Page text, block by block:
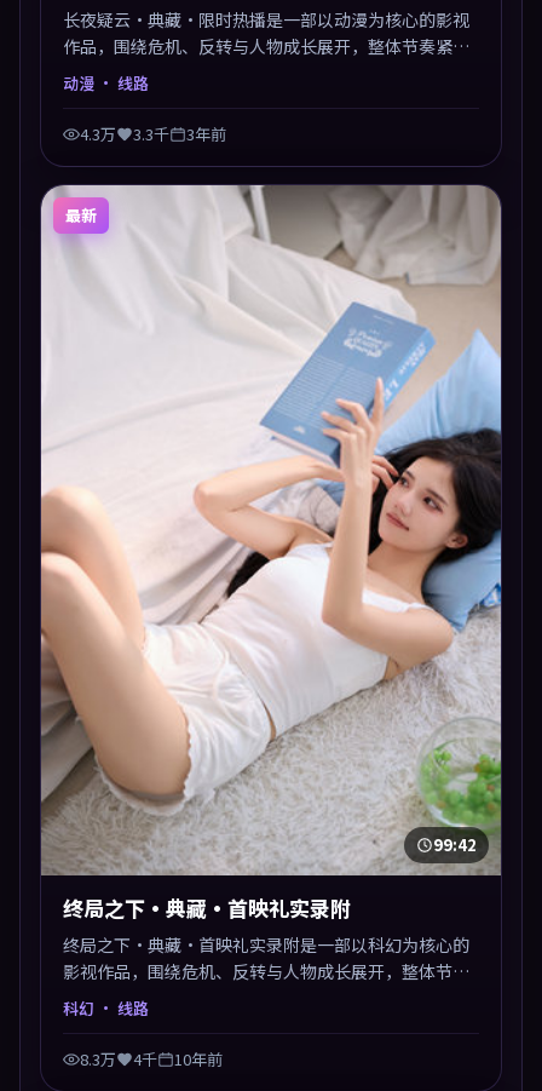
长夜疑云·典藏·限时热播是一部以动漫为核心的影视
作品，围绕危机、反转与人物成长展开，整体节奏紧
凑，值得推荐观看。
动漫 · 线路
4.3万 3.3千 3年前
最新
99:42
终局之下·典藏·首映礼实录附
终局之下·典藏·首映礼实录附是一部以科幻为核心的
影视作品，围绕危机、反转与人物成长展开，整体节奏
紧凑，值得推荐观看。
科幻 · 线路
8.3万 4千 10年前